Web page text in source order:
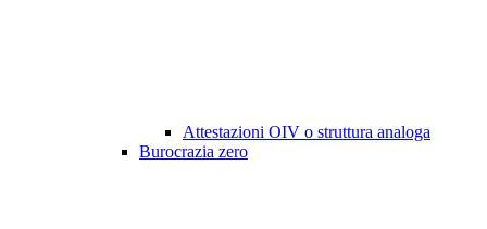
Attestazioni OIV o struttura analoga
Burocrazia zero